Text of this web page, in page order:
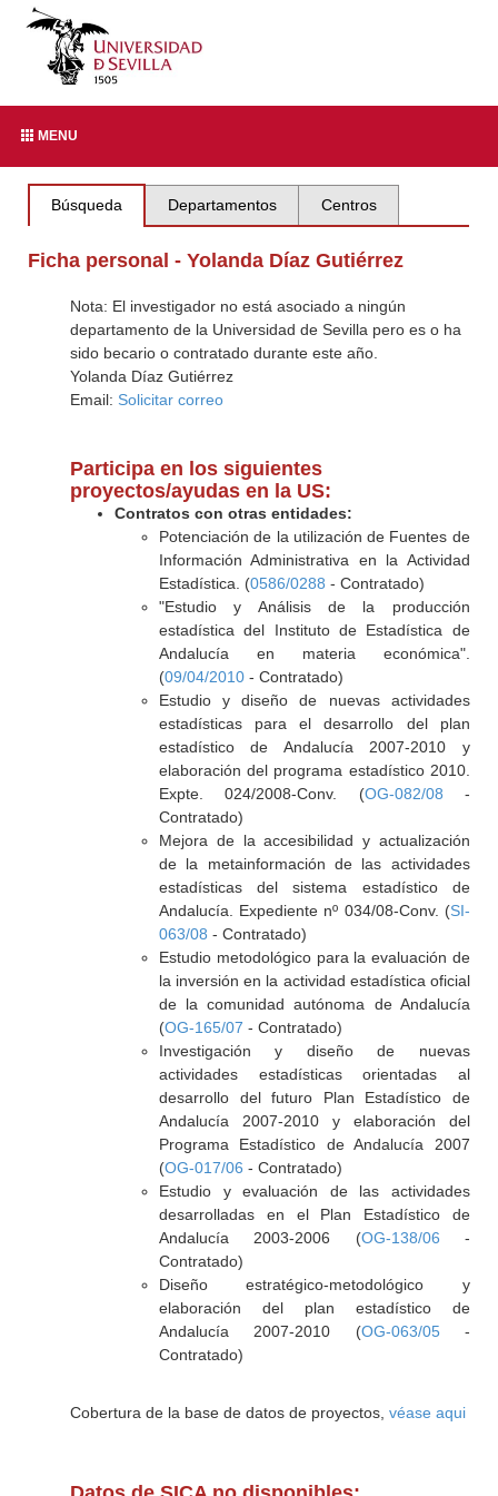
MENU
Búsqueda Departamentos Centros
Ficha personal - Yolanda Díaz Gutiérrez
Nota: El investigador no está asociado a ningún
departamento de la Universidad de Sevilla pero es o ha
sido becario o contratado durante este año.
Yolanda Díaz Gutiérrez
Email: Solicitar correo
Participa en los siguientes
proyectos/ayudas en la US:
Contratos con otras entidades:
Potenciación de la utilización de Fuentes de
Información Administrativa en la Actividad
Estadística. (0586/0288 - Contratado)
"Estudio y Análisis de la producción
estadística del Instituto de Estadística de
Andalucía en materia económica".
(09/04/2010- Contratado)
Estudio y diseño de nuevas actividades
estadísticas para el desarrollo del plan
estadístico de Andalucía 2007-2010 y
elaboración del programa estadístico 2010.
Expte. 024/2008-Conv. (OG-082/08 -
Contratado)
Mejora de la accesibilidad y actualización
de la metainformación de las actividades
estadísticas del sistema estadístico de
Andalucía. Expediente nº 034/08-Conv. (SI-
063/08 - Contratado)
Estudio metodológico para la evaluación de
la inversión en la actividad estadística oficial
de la comunidad autónoma de Andalucía
(OG-165/07 - Contratado)
Investigación y diseño de nuevas
actividades estadísticas orientadas al
desarrollo del futuro Plan Estadístico de
Andalucía 2007-2010 y elaboración del
Programa Estadístico de Andalucía 2007
(OG-017/06 - Contratado)
Estudio y evaluación de las actividades
desarrolladas en el Plan Estadístico de
Andalucía 2003-2006 (OG-138/06 -
Contratado)
Diseño estratégico-metodológico y
elaboración del plan estadístico de
Andalucía 2007-2010 (OG-063/05-
Contratado)
Cobertura de la base de datos de proyectos, véase aqui